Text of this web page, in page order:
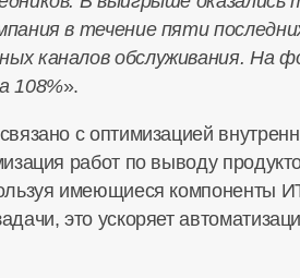
в течение пяти
каналов обслуживания. На
108%».
с оптимизацией
работ по выводу
имеющиеся компоненты
это ускоряет